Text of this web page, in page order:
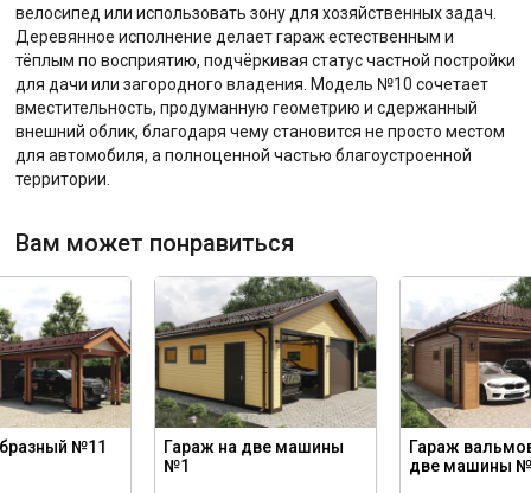
велосипед или использовать зону для хозяйственных задач.
Деревянное исполнение делает гараж естественным и
тёплым по восприятию, подчёркивая статус частной постройки
для дачи или загородного владения. Модель №10 сочетает
вместительность, продуманную геометрию и сдержанный
внешний облик, благодаря чему становится не просто местом
для автомобиля, а полноценной частью благоустроенной
территории.
Вам может понравиться
№11
Гараж на две машины
№1
Гараж
две машины